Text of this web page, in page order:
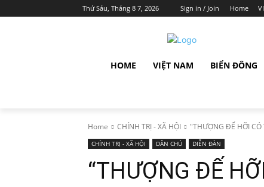
Thứ Sáu, Tháng 8 7, 2026 Sign in / Join Home
HOME VIỆT NAM BIỂN ĐÔNG
Home CHÍNH TRỊ - XÃ HỘI "THƯỢNG ĐẾ HỠI
CHÍNH TRỊ - XÃ HỘI DÂN CHỦ DIỄN ĐÀN
“THƯỢNG ĐẾ